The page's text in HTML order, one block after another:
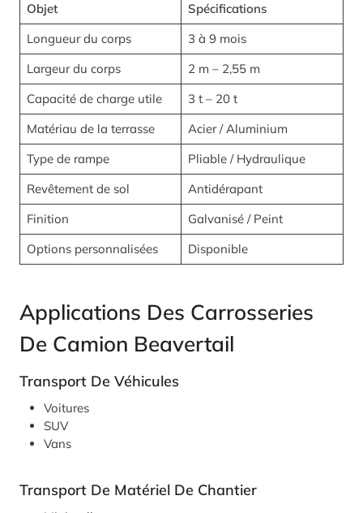
Objet
Spécifications
Longueur du corps
3 à 9 mois
Largeur du corps
2 m – 2,55 m
Capacité de charge utile
3 t – 20 t
Matériau de la terrasse
Acier / Aluminium
Type de rampe
Pliable / Hydraulique
Revêtement de sol
Antidérapant
Finition
Galvanisé / Peint
Options personnalisées
Disponible
Applications Des Carrosseries
De Camion Beavertail
Transport De Véhicules
Voitures
SUV
Vans
Transport De Matériel De Chantier